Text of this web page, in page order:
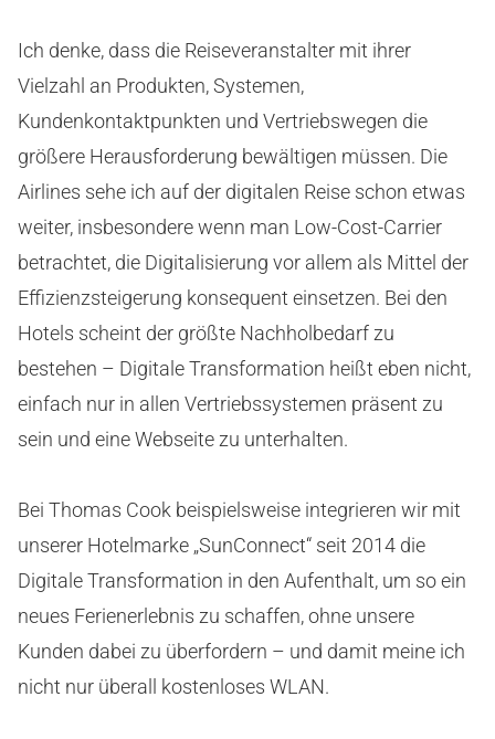
Ich denke, dass die Reiseveranstalter mit ihrer
Vielzahl an Produkten, Systemen,
Kundenkontaktpunkten und Vertriebswegen die
größere Herausforderung bewältigen müssen. Die
Airlines sehe ich auf der digitalen Reise schon etwas
weiter, insbesondere wenn man Low-Cost-Carrier
betrachtet, die Digitalisierung vor allem als Mittel der
Effizienzsteigerung konsequent einsetzen. Bei den
Hotels scheint der größte Nachholbedarf zu
bestehen – Digitale Transformation heißt eben nicht,
einfach nur in allen Vertriebssystemen präsent zu
sein und eine Webseite zu unterhalten.
Bei Thomas Cook beispielsweise integrieren wir mit
unserer Hotelmarke „SunConnect“ seit 2014 die
Digitale Transformation in den Aufenthalt, um so ein
neues Ferienerlebnis zu schaffen, ohne unsere
Kunden dabei zu überfordern – und damit meine ich
nicht nur überall kostenloses WLAN.